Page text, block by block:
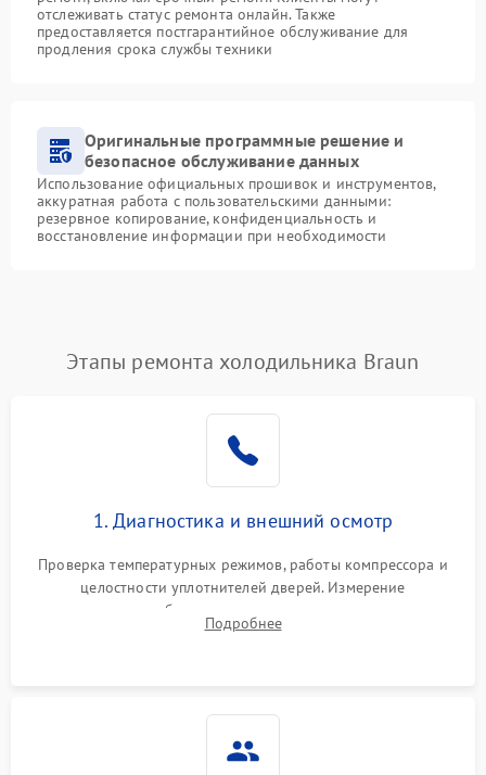
отслеживать статус ремонта онлайн. Также
предоставляется постгарантийное обслуживание для
продления срока службы техники
Оригинальные программные решение и
безопасное обслуживание данных
Использование официальных прошивок и инструментов,
аккуратная работа с пользовательскими данными:
резервное копирование, конфиденциальность и
восстановление информации при необходимости
Этапы ремонта холодильника Braun
1. Диагностика и внешний осмотр
Проверка температурных режимов, работы компрессора и
целостности уплотнителей дверей. Измерение
сопротивления обмоток мотора, проверка термостата и
считывание кодов ошибок с электронного дисплея.
Подробнее